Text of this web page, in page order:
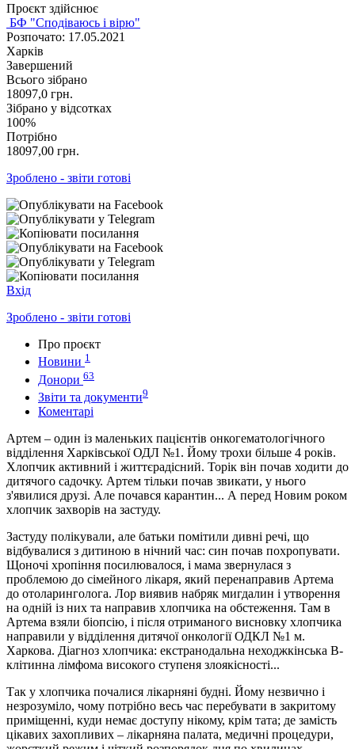
Проєкт здійснює
БФ "Сподіваюсь і вірю"
Розпочато: 17.05.2021
Харків
Завершений
Всього зібрано
18097,0 грн.
Зібрано у відсотках
100%
Потрібно
18097,00 грн.
Зроблено - звіти готові
Вхід
Зроблено - звіти готові
Про проєкт
Новини 1
Донори 63
Звіти та документи9
Коментарі
Артем – один із маленьких пацієнтів онкогематологічного
відділення Харківської ОДЛ №1. Йому трохи більше 4 років.
Хлопчик активний і життєрадісний. Торік він почав ходити до
дитячого садочку. Артем тільки почав звикати, у нього
з'явилися друзі. Але почався карантин... А перед Новим роком
хлопчик захворів на застуду.
Застуду полікували, але батьки помітили дивні речі, що
відбувалися з дитиною в нічний час: син почав похропувати.
Щоночі хропіння посилювалося, і мама звернулася з
проблемою до сімейного лікаря, який перенаправив Артема
до отоларинголога. Лор виявив набряк мигдалин і утворення
на одній із них та направив хлопчика на обстеження. Там в
Артема взяли біопсію, і після отриманого висновку хлопчика
направили у відділення дитячої онкології ОДКЛ №1 м.
Харкова. Діагноз хлопчика: екстранодальна неходжкінська В-
клітинна лімфома високого ступеня злоякісності...
Так у хлопчика почалися лікарняні будні. Йому незвично і
незрозуміло, чому потрібно весь час перебувати в закритому
приміщенні, куди немає доступу нікому, крім тата; де замість
цікавих захопливих – лікарняна палата, медичні процедури,